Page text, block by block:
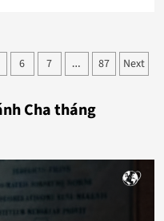
6 7 … 87 Next
Cha tháng